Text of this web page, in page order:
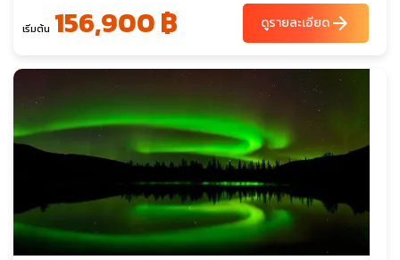
เริ่มต้น 156,900 ฿ ดูรายละเอียดarrow_forward